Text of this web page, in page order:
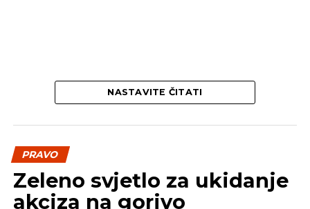
NASTAVITE ČITATI
PRAVO
Zeleno svjetlo za ukidanje
akciza na gorivo